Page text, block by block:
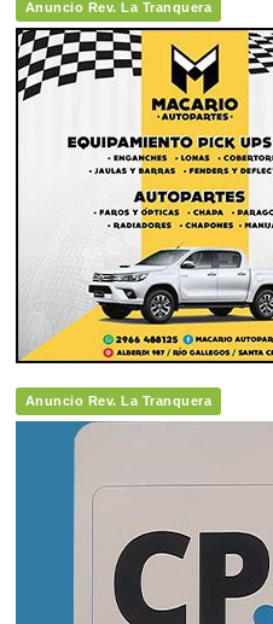
Anuncio Rev. La Tranquera
Anuncio Rev. La Tranquera